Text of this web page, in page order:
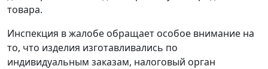
товара.
Инспекция в жалобе обращает особое внимание на
то, что изделия изготавливались по
индивидуальным заказам, налоговый орган